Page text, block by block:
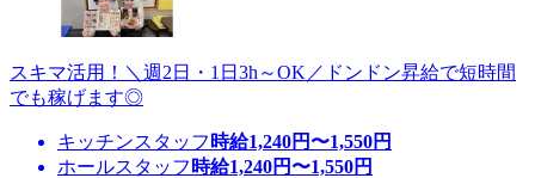
スキマ活用！＼週2日・1日3h～OK／ドンドン昇給で短時間
でも稼げます◎
キッチンスタッフ 時給1,240円〜1,550円
ホールスタッフ 時給1,240円〜1,550円